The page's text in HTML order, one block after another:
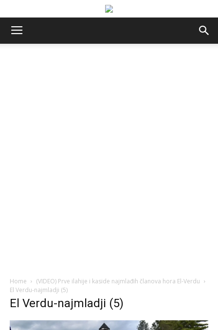
Home
(VIDEO) Prve ilahije i kaside najmlađih članova hora El-Verdu
El Verdu-najmladji (5)
El Verdu-najmladji (5)